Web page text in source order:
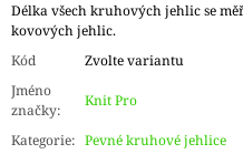
Délka všech kruhových jehlic se
kovových jehlic.
Kód
Zvolte variantu
Jméno
značky:
Knit Pro
Kategorie: Pevné kruhové jehlice